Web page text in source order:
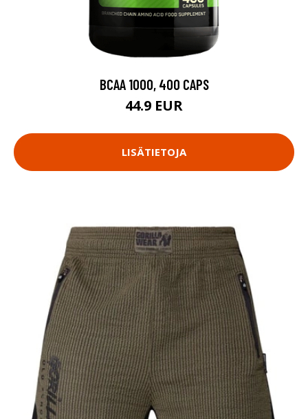
BCAA 1000, 400 CAPS
44.9 EUR
LISÄTIETOJA